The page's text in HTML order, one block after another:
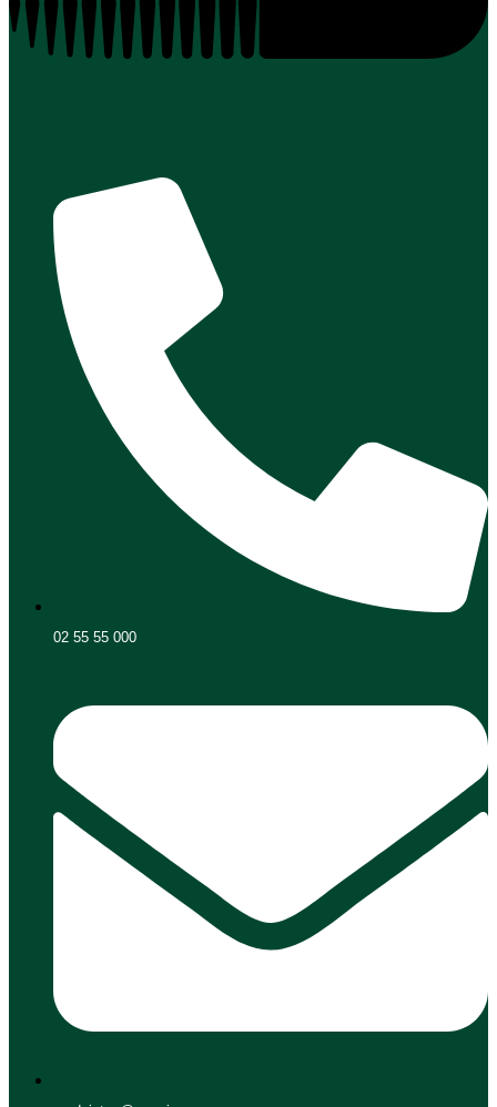
02 55 55 000